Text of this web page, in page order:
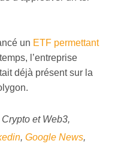
un ETF permettant
l’entreprise
déjà présent sur la
et Web3,
, Google News,